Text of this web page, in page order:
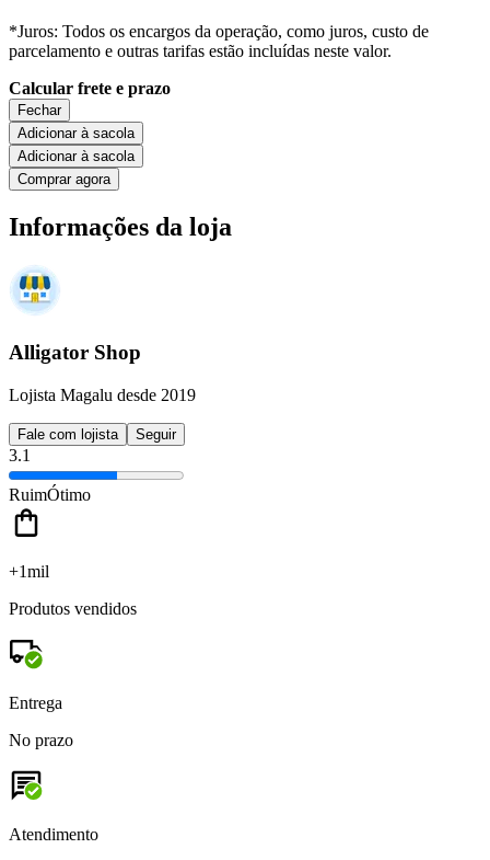
*Juros: Todos os encargos da operação, como juros, custo de
parcelamento e outras tarifas estão incluídas neste valor.
Calcular frete e prazo
Fechar
Adicionar à sacola
Adicionar à sacola
Comprar agora
Informações da loja
Alligator Shop
Lojista Magalu desde 2019
Fale com lojista Seguir
3.1
RuimÓtimo
+1mil
Produtos vendidos
Entrega
No prazo
Atendimento